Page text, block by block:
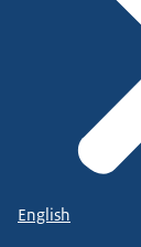
English